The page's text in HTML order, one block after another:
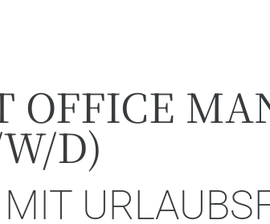
OFFICE
D)